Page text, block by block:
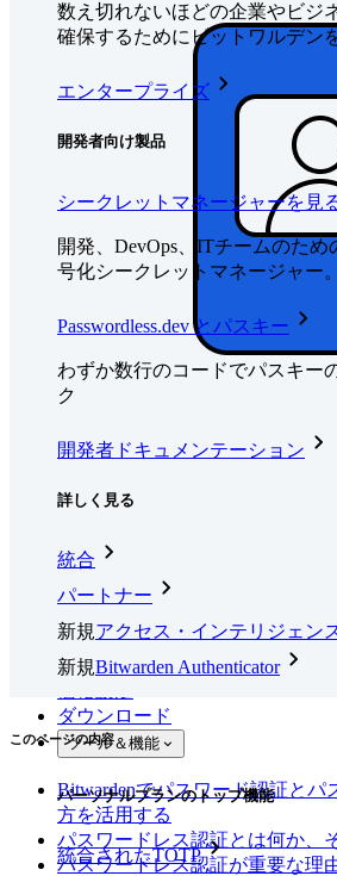
数え切れないほどの企業やビジ
確保するためにビットワルデン
エンタープライズ
開発者向け製品
シークレットマネージャーを見
開発、DevOps、ITチームのた
号化シークレットマネージャー。
Passwordless.dev とパスキー
わずか数行のコードでパスキー
ク
開発者ドキュメンテーション
詳しく見る
統合
パートナー
新規アクセス・インテリジェン
新規Bitwarden Authenticator
ダウンロード
ツール＆機能
パーソナルプランのトップ機能
統合されたTOTP
このページの内容
Bitwardenでパスワード認証とパ
方を活用する
パスワードレス認証とは何か、
パスワードレス認証が重要な理